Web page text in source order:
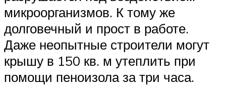
микроорганизмов. К тому же
долговечный и прост в работе.
Даже неопытные строители могут
крышу в 150 кв. м утеплить при
помощи пеноизола за три часа.